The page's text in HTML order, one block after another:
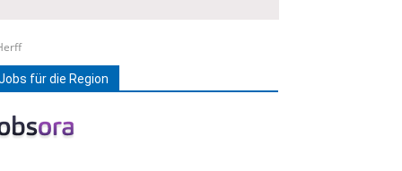
für die Region